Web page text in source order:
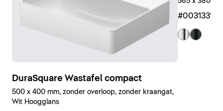
DuraSquare Wastafel compact
500 x 400 mm, zonder overloop, zonder kraangat,
Wit Hoogglans